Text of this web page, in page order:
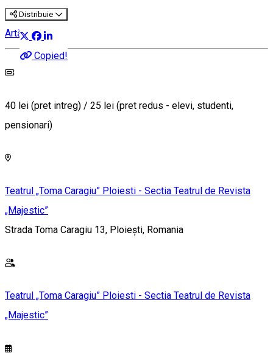
Distribuie
Copied!
Artă
40 lei (pret intreg) / 25 lei (pret redus - elevi, studenti,
pensionari)
Teatrul „Toma Caragiu” Ploiesti - Sectia Teatrul de Revista
„Majestic”
Strada Toma Caragiu 13, Ploiești, Romania
Teatrul „Toma Caragiu” Ploiesti - Sectia Teatrul de Revista
„Majestic”